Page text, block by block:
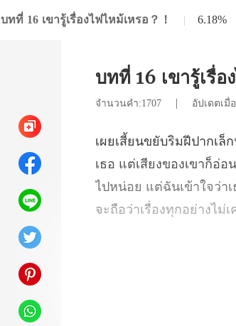
บทที่ 16 เขารู้เรื่องไฟไหม้เหรอ？！ | 6.18%
บทที่ 16 เขารู้เรื่อ
จำนวนคำ:1707 | อัปเดตเมื่
ยงของเขาก็อ่อ
ไปหน่อย แต่ฉันเข้าใจว่า